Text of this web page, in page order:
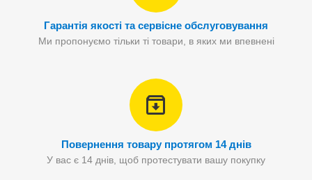
Гарантія якості та сервісне обслуговування
Ми пропонуємо тільки ті товари, в яких ми впевнені
Повернення товару протягом 14 днів
У вас є 14 днів, щоб протестувати вашу покупку